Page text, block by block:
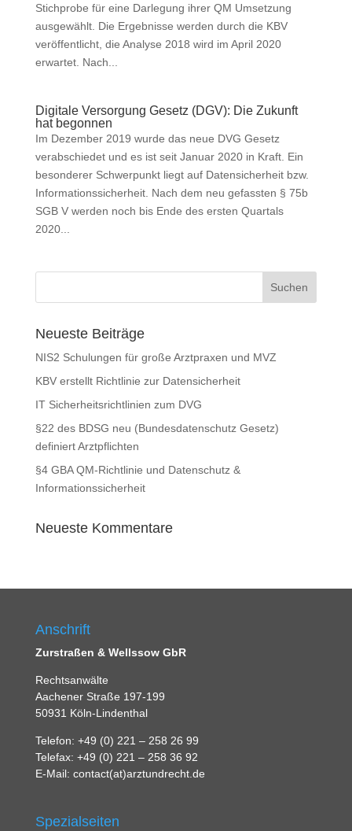
Stichprobe für eine Darlegung ihrer QM Umsetzung
ausgewählt. Die Ergebnisse werden durch die KBV
veröffentlicht, die Analyse 2018 wird im April 2020
erwartet. Nach...
Digitale Versorgung Gesetz (DGV): Die Zukunft
hat begonnen
Im Dezember 2019 wurde das neue DVG Gesetz
verabschiedet und es ist seit Januar 2020 in Kraft. Ein
besonderer Schwerpunkt liegt auf Datensicherheit bzw.
Informationssicherheit. Nach dem neu gefassten § 75b
SGB V werden noch bis Ende des ersten Quartals
2020...
Neueste Beiträge
NIS2 Schulungen für große Arztpraxen und MVZ
KBV erstellt Richtlinie zur Datensicherheit
IT Sicherheitsrichtlinien zum DVG
§22 des BDSG neu (Bundesdatenschutz Gesetz)
definiert Arztpflichten
§4 GBA QM-Richtlinie und Datenschutz &
Informationssicherheit
Neueste Kommentare
Anschrift
Zurstraßen & Wellssow GbR
Rechtsanwälte
Aachener Straße 197-199
50931 Köln-Lindenthal
Telefon: +49 (0) 221 – 258 26 99
Telefax: +49 (0) 221 – 258 36 92
E-Mail: contact(at)arztundrecht.de
Spezialseiten